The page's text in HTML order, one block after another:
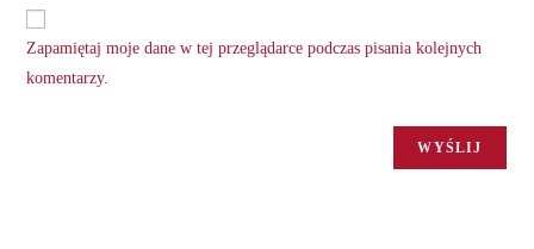
Zapamiętaj moje dane w tej przeglądarce podczas pisania kolejnych
komentarzy.